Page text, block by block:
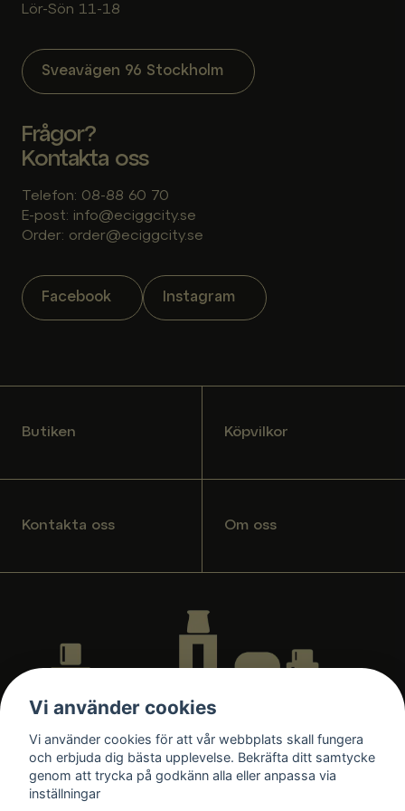
Lör-Sön 11-18
Sveavägen 96 Stockholm
Frågor?
Kontakta oss
Telefon: 08-88 60 70
E-post: info@eciggcity.se
Order: order@eciggcity.se
Facebook Instagram
Butiken Köpvilkor
Kontakta oss Om oss
Vi använder cookies
Vi använder cookies för att vår webbplats skall fungera
och erbjuda dig bästa upplevelse. Bekräfta ditt samtycke
genom att trycka på godkänn alla eller anpassa via
inställningar